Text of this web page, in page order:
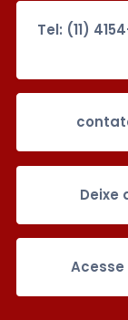
Tel: (11)
Deixe